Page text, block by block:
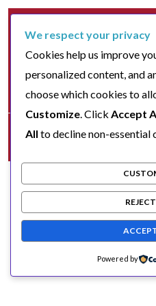
We respect your privacy
Cookies help us improve
personalized content, and
choose which cookies to
Customize. Click Accept
All to decline non-essential
Powered by